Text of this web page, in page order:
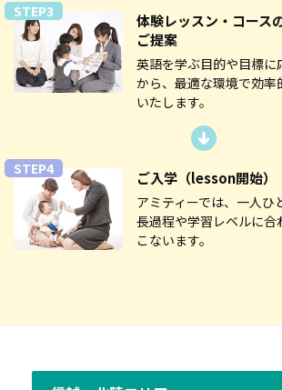
STEP3
体験レッスン・コース
ご提案
英語を学ぶ目的や目標に
から、最適な環境で効
いたします。
STEP4 ご入学 （lesson開始）
アミティーでは、一人ひ
長過程や学習レベルに
こないます。